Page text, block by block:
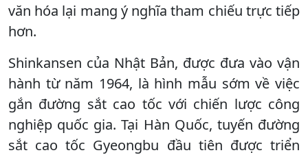
văn hóa lại mang ý nghĩa tham chiếu trực tiếp
hơn.
Shinkansen của Nhật Bản, được đưa vào vận
hành từ năm 1964, là hình mẫu sớm về việc
gắn đường sắt cao tốc với chiến lược công
nghiệp quốc gia. Tại Hàn Quốc, tuyến đường
sắt cao tốc Gyeongbu đầu tiên được triển